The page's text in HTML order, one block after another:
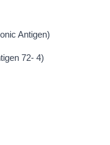
Antigen)
72- 4)